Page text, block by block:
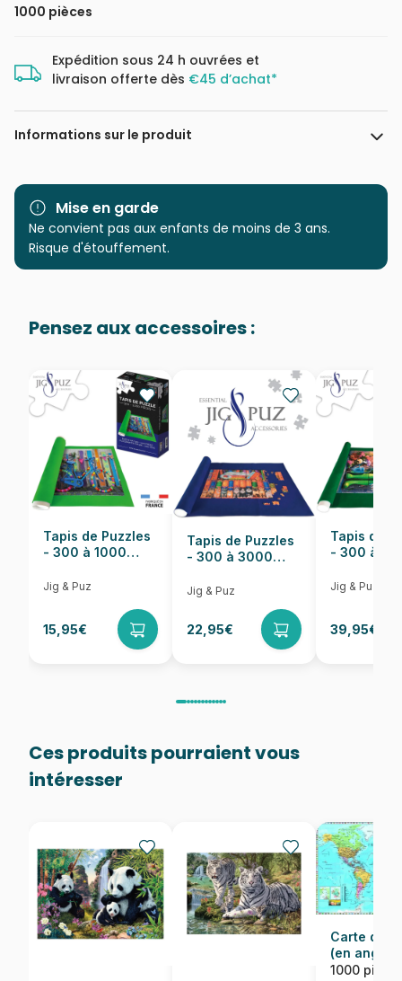
1000 pièces
Expédition sous 24 h ouvrées et
livraison offerte dès €45 d’achat*
Informations sur le produit
Marque Dino
Catégorie Puzzles - Monuments
Age
Puzzle pour Adultes (500 à
Provenance Puzzles fabriqués en France
EAN 8590878533035
Nombre de pièces 1000 pièces
Dimensions 66 x 47 cm
Mise en garde
Ne convient pas aux enfants de moins de 3 ans.
Risque d'étouffement.
Pensez aux accessoires :
Tapis de Puzzles
- 300 à 1000
Jig & Puz
15,95€
Tapis de Puzzles
- 300 à 3000
Jig & Puz
22,95€
Tapis de
- 300 à
Jig & Puz
39,95€
Ces produits pourraient vous
intéresser
Carte du
(en
1000